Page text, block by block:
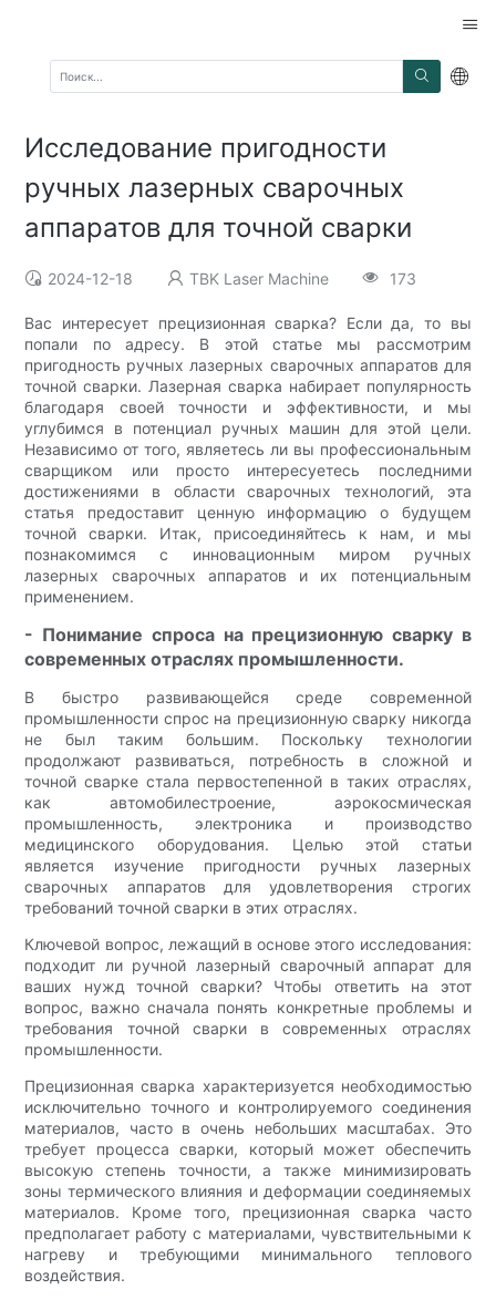
Исследование пригодности
ручных лазерных сварочных
аппаратов для точной сварки
2024-12-18 TBK Laser Machine 173
Вас интересует прецизионная сварка? Если да, то вы
попали по адресу. В этой статье мы рассмотрим
пригодность ручных лазерных сварочных аппаратов для
точной сварки. Лазерная сварка набирает популярность
благодаря своей точности и эффективности, и мы
углубимся в потенциал ручных машин для этой цели.
Независимо от того, являетесь ли вы профессиональным
сварщиком или просто интересуетесь последними
достижениями в области сварочных технологий, эта
статья предоставит ценную информацию о будущем
точной сварки. Итак, присоединяйтесь к нам, и мы
познакомимся с инновационным миром ручных
лазерных сварочных аппаратов и их потенциальным
применением.
- Понимание спроса на прецизионную сварку в
современных отраслях промышленности.
В быстро развивающейся среде современной
промышленности спрос на прецизионную сварку никогда
не был таким большим. Поскольку технологии
продолжают развиваться, потребность в сложной и
точной сварке стала первостепенной в таких отраслях,
как автомобилестроение, аэрокосмическая
промышленность, электроника и производство
медицинского оборудования. Целью этой статьи
является изучение пригодности ручных лазерных
сварочных аппаратов для удовлетворения строгих
требований точной сварки в этих отраслях.
Ключевой вопрос, лежащий в основе этого исследования:
подходит ли ручной лазерный сварочный аппарат для
ваших нужд точной сварки? Чтобы ответить на этот
вопрос, важно сначала понять конкретные проблемы и
требования точной сварки в современных отраслях
промышленности.
Прецизионная сварка характеризуется необходимостью
исключительно точного и контролируемого соединения
материалов, часто в очень небольших масштабах. Это
требует процесса сварки, который может обеспечить
высокую степень точности, а также минимизировать
зоны термического влияния и деформации соединяемых
материалов. Кроме того, прецизионная сварка часто
предполагает работу с материалами, чувствительными к
нагреву и требующими минимального теплового
воздействия.